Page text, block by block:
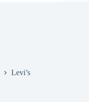
Levi’s